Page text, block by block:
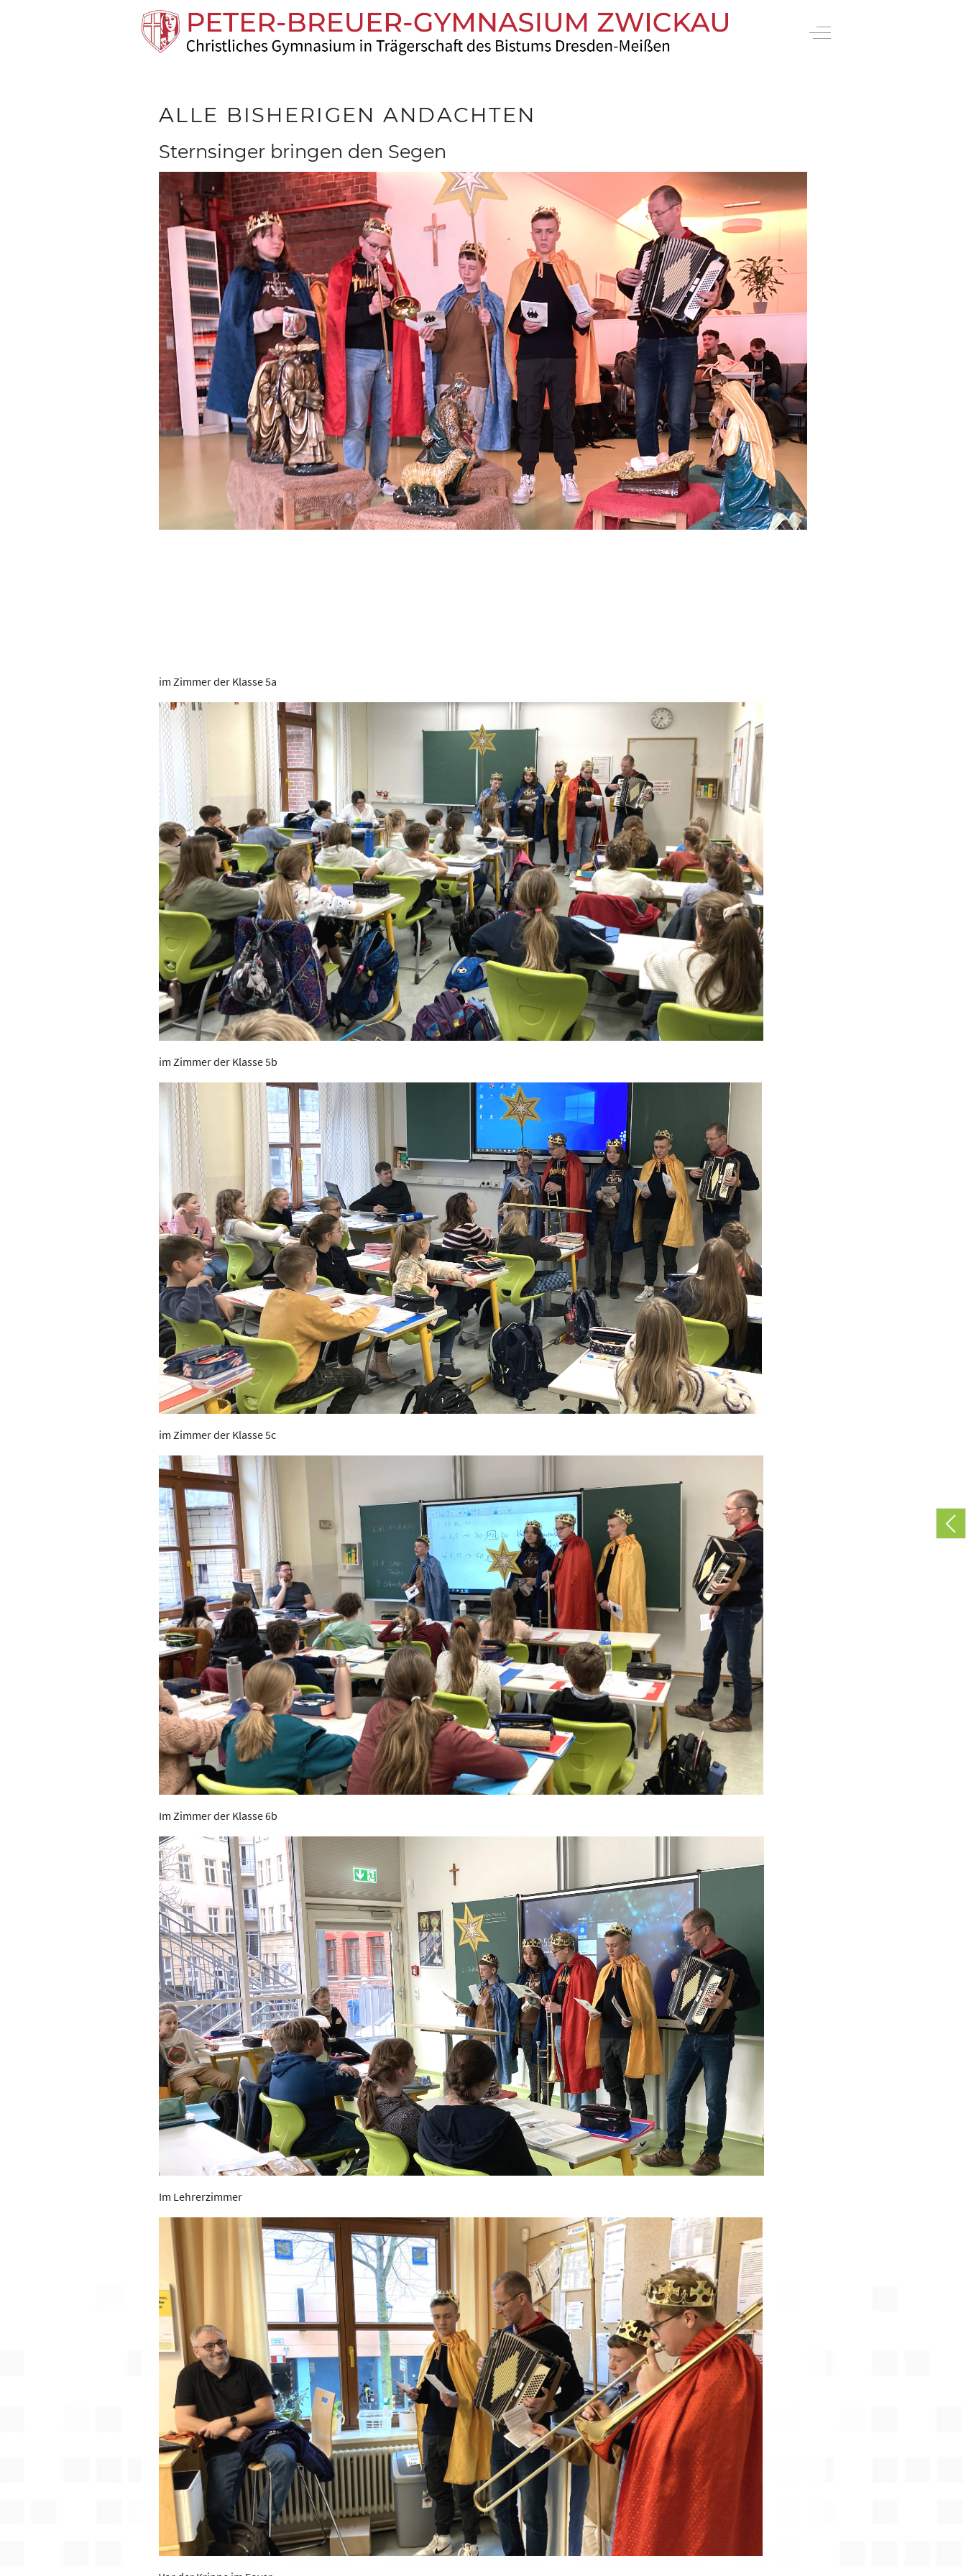
Off-Canvas Toggle
ALLE BISHERIGEN ANDACHTEN
Sternsinger bringen den Segen
im Zimmer der Klasse 5a
im Zimmer der Klasse 5b
im Zimmer der Klasse 5c
Im Zimmer der Klasse 6b
Im Lehrerzimmer